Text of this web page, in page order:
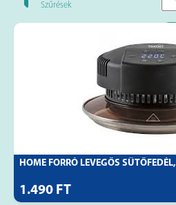
Szűrések
HOME FORRÓ LEVEGŐS SÜTŐFEDÉL,
1.490 FT